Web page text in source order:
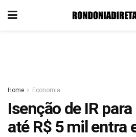
Home Economia
Isenção de IR
até R$ 5 mil entra